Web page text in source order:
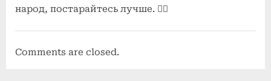
народ, постарайтесь лучше. 💁‍♀️
Comments are closed.